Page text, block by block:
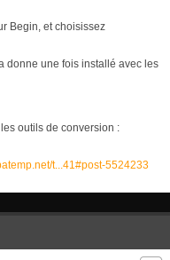
Begin, et choisissez
donne une fois installé avec les
outils de conversion :
t...41#post-5524233